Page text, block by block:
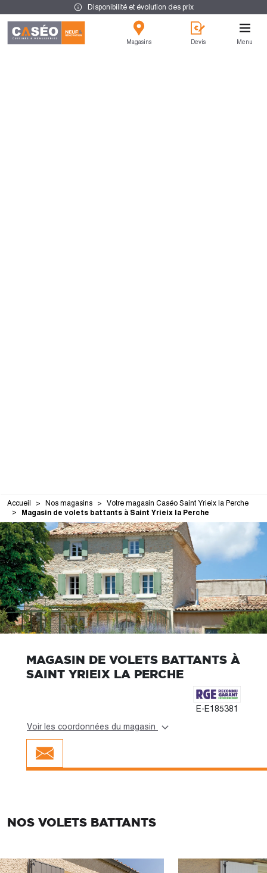
Disponibilité et évolution des prix
Magasins Devis Menu
Accueil Nos magasins Votre magasin Caséo Saint Yrieix la Perche
Magasin de volets battants à Saint Yrieix la Perche
MAGASIN DE VOLETS BATTANTS À
SAINT YRIEIX LA PERCHE
E-E185381
Voir les coordonnées du magasin
NOS VOLETS BATTANTS